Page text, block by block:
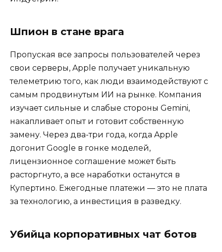
Шпион в стане врага
Пропуская все запросы пользователей через
свои серверы, Apple получает уникальную
телеметрию того, как люди взаимодействуют с
самым продвинутым ИИ на рынке. Компания
изучает сильные и слабые стороны Gemini,
накапливает опыт и готовит собственную
замену. Через два-три года, когда Apple
догонит Google в гонке моделей,
лицензионное соглашение может быть
расторгнуто, а все наработки останутся в
Купертино. Ежегодные платежи — это не плата
за технологию, а инвестиция в разведку.
Убийца корпоративных чат ботов